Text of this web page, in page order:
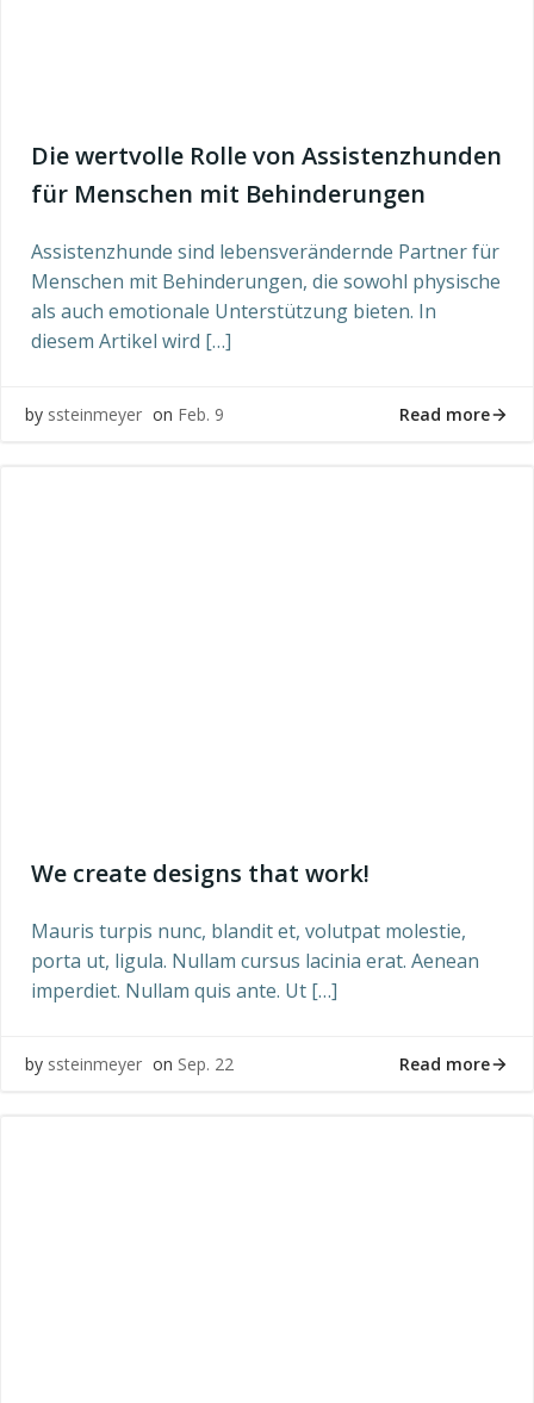
Die wertvolle Rolle von Assistenzhunden
für Menschen mit Behinderungen
Assistenzhunde sind lebensverändernde Partner für
Menschen mit Behinderungen, die sowohl physische
als auch emotionale Unterstützung bieten. In
diesem Artikel wird […]
by ssteinmeyer on Feb. 9 Read more
We create designs that work!
Mauris turpis nunc, blandit et, volutpat molestie,
porta ut, ligula. Nullam cursus lacinia erat. Aenean
imperdiet. Nullam quis ante. Ut […]
by ssteinmeyer on Sep. 22 Read more